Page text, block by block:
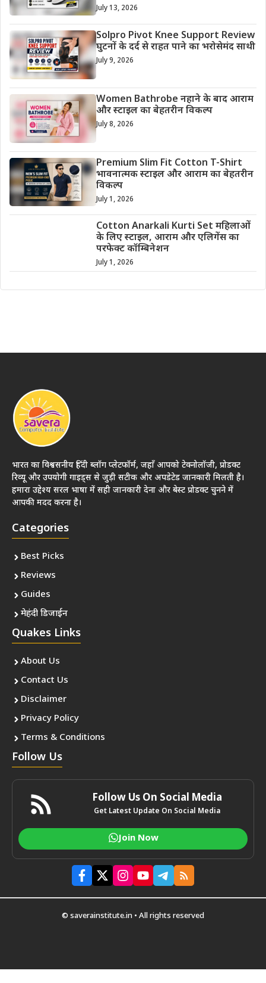
July 13, 2026
Solpro Pivot Knee Support Review
घुटनों के दर्द से राहत पाने का भरोसेमंद साथी
July 9, 2026
Women Bathrobe नहाने के बाद आराम
और स्टाइल का बेहतरीन विकल्प
July 8, 2026
Premium Slim Fit Cotton T-Shirt
भावनात्मक स्टाइल और आराम का बेहतरीन
विकल्प
July 1, 2026
Cotton Anarkali Kurti Set महिलाओं
के लिए स्टाइल, आराम और एलिगेंस का
परफेक्ट कॉम्बिनेशन
July 1, 2026
भारत का विश्वसनीय हिंदी ब्लॉग प्लेटफॉर्म, जहाँ आपको टेक्नोलॉजी, प्रोडक्ट
रिव्यू और उपयोगी गाइड्स से जुड़ी सटीक और अपडेटेड जानकारी मिलती है।
हमारा उद्देश्य सरल भाषा में सही जानकारी देना और बेस्ट प्रोडक्ट चुनने में
आपकी मदद करना है।
Categories
Best Picks
Reviews
Guides
मेहंदी डिजाईन
Quakes Links
About Us
Contact Us
Disclaimer
Privacy Policy
Terms & Conditions
Follow Us
Follow Us On Social Media
Get Latest Update On Social Media
Join Now
© saverainstitute.in • All rights reserved